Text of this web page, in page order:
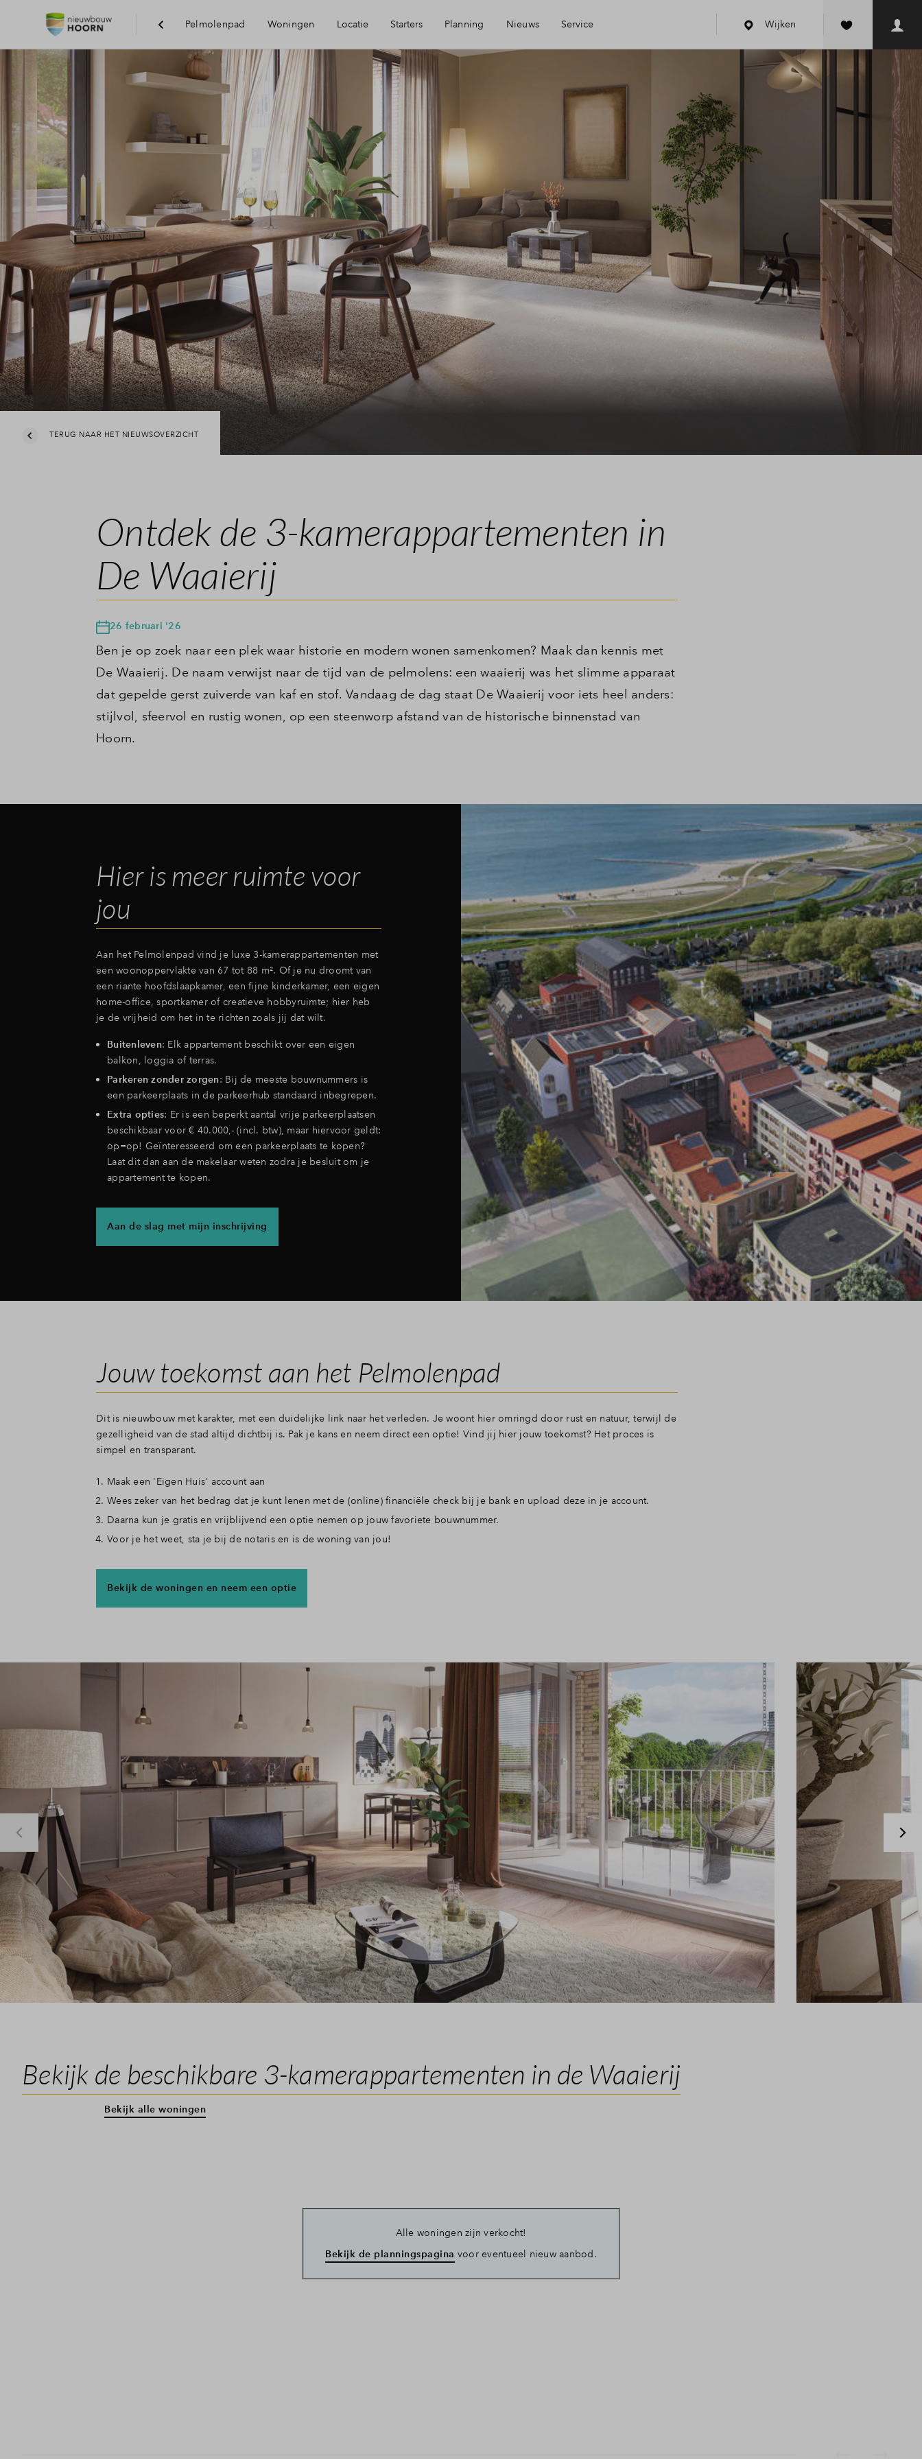
Pelmolenpad Woningen Locatie
Visie
Bereikbaarheid
Voorzieningen
Duurzaamheid
Hoorn
Starters
Starterslening
Kopen met je ouders?
Planning Nieuws Service
Toewijzing
Woning kopen
Leeswijzer
Wijken
TERUG NAAR HET NIEUWSOVERZICHT
Ontdek de 3-kamerappartementen in
De Waaierij
26 februari '26
Ben je op zoek naar een plek waar historie en modern wonen samenkomen? Maak dan kennis met
De Waaierij. De naam verwijst naar de tijd van de pelmolens: een waaierij was het slimme apparaat
dat gepelde gerst zuiverde van kaf en stof. Vandaag de dag staat De Waaierij voor iets heel anders:
stijlvol, sfeervol en rustig wonen, op een steenworp afstand van de historische binnenstad van
Hoorn.
Hier is meer ruimte voor
jou
Aan het Pelmolenpad vind je luxe 3-kamerappartementen met
een woonoppervlakte van 67 tot 88 m². Of je nu droomt van
een riante hoofdslaapkamer, een fijne kinderkamer, een eigen
home-office, sportkamer of creatieve hobbyruimte; hier heb
je de vrijheid om het in te richten zoals jij dat wilt.
Buitenleven: Elk appartement beschikt over een eigen
balkon, loggia of terras.
Parkeren zonder zorgen: Bij de meeste bouwnummers is
een parkeerplaats in de parkeerhub standaard inbegrepen.
Extra opties: Er is een beperkt aantal vrije parkeerplaatsen
beschikbaar voor € 40.000,- (incl. btw), maar hiervoor geldt:
op=op! Geïnteresseerd om een parkeerplaats te kopen?
Laat dit dan aan de makelaar weten zodra je besluit om je
appartement te kopen.
Aan de slag met mijn inschrijving
Jouw toekomst aan het Pelmolenpad
Dit is nieuwbouw met karakter, met een duidelijke link naar het verleden. Je woont hier omringd door rust en natuur, terwijl de
gezelligheid van de stad altijd dichtbij is. Pak je kans en neem direct een optie! Vind jij hier jouw toekomst? Het proces is
simpel en transparant.
Maak een 'Eigen Huis' account aan
Wees zeker van het bedrag dat je kunt lenen met de (online) financiële check bij je bank en upload deze in je account.
Daarna kun je gratis en vrijblijvend een optie nemen op jouw favoriete bouwnummer.
Voor je het weet, sta je bij de notaris en is de woning van jou!
Bekijk de woningen en neem een optie
Bekijk de beschikbare 3-kamerappartementen in de Waaierij
Bekijk alle woningen
Alle woningen zijn verkocht!
Bekijk de planningspagina voor eventueel nieuw aanbod.